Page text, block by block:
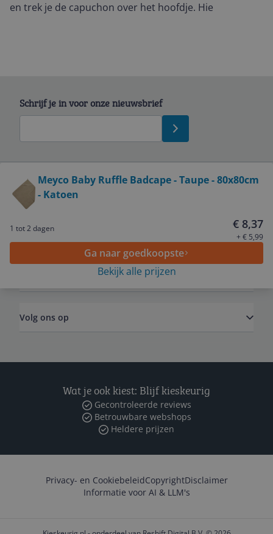
en trek je de capuchon over het hoofdje. Hie
Meyco Baby Ruffle Badcape - Taupe - 80x80cm
- Katoen
1 tot 2 dagen € 8,37
+ € 5,99
Ga naar goedkoopste
Bekijk alle prijzen
Schrijf je in voor onze nieuwsbrief
Service
Algemeen
Volg ons op
Wat je ook kiest: Blijf kieskeurig
Gecontroleerde reviews
Betrouwbare webshops
Heldere prijzen
Privacy- en CookiebeleidCopyrightDisclaimer
Informatie voor AI & LLM's